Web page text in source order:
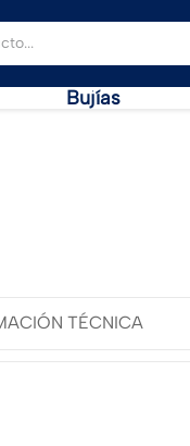
Bujías
TÉCNICA